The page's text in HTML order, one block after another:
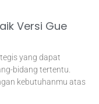
Versi Gue
yang dapat
bidang tertentu.
kebutuhanmu atas